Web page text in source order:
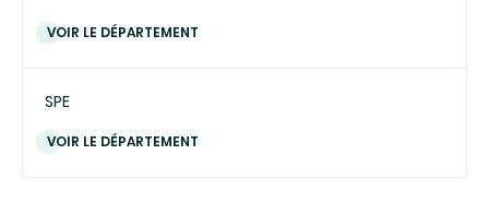
VOIR LE DÉPARTEMENT
SPE
VOIR LE DÉPARTEMENT